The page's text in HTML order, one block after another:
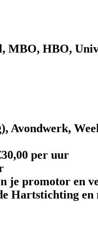
MBO, HBO,
Avondwerk,
per uur
je promotor en
Hartstichting en